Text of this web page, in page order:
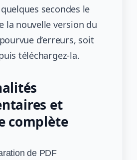
secondes le
la nouvelle version du
d’erreurs, soit
téléchargez-la.
et
complète
de PDF